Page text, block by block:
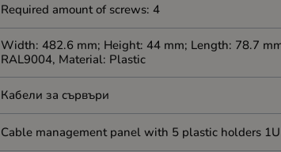
Required amount of screws: 4
Width: 482.6 mm; Height: 44 mm; Length: 78.7
RAL9004, Material: Plastic
Кабели за сървъри
Cable management panel with 5 plastic holders